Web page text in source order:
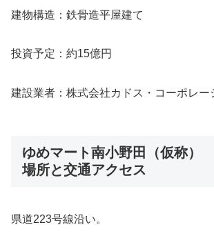
建物構造：鉄骨造平屋建て
投資予定：約15億円
建設業者：株式会社カドス・コーポレー
ゆめマート南小野田（仮称）
場所と交通アクセス
県道223号線沿い。